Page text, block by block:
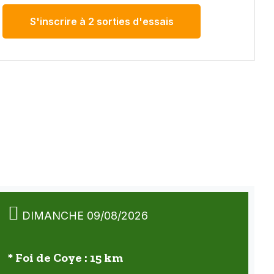
S'inscrire à 2 sorties d'essais
DIMANCHE 09/08/2026
* Foi de Coye : 15 km